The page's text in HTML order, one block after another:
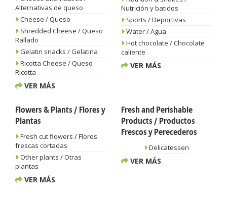
Alternativas de queso
Cheese / Queso
Shredded Cheese / Queso
Rallado
Gelatin snacks / Gelatina
Ricotta Cheese / Queso
Ricotta
VER MÁS
Nutrición y batidos
Sports / Deportivas
Water / Agua
Hot chocolate / Chocolate
caliente
VER MÁS
Flowers & Plants / Flores y
Plantas
Fresh cut flowers / Flores
frescas cortadas
Other plants / Otras
plantas
VER MÁS
Fresh and Perishable
Products / Productos
Frescos y Perecederos
Delicatessen
VER MÁS